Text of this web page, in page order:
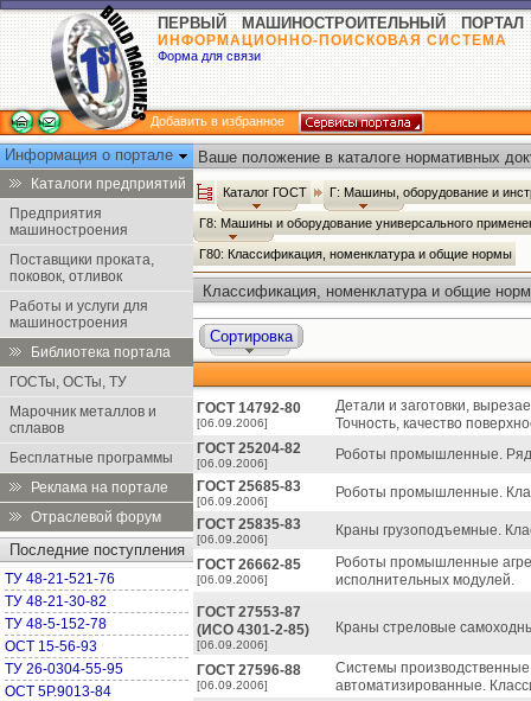
ПЕРВЫЙ МАШИНОСТРОИТЕЛЬНЫЙ ПОРТАЛ
ИНФОРМАЦИОННО-ПОИСКОВАЯ СИСТЕМА
Форма для связи
Добавить в избранное
Информация о портале
Каталоги предприятий
Предприятия
машиностроения
Поставщики проката,
поковок, отливок
Работы и услуги для
машиностроения
Библиотека портала
ГОСТы, ОСТы, ТУ
Марочник металлов и
сплавов
Бесплатные программы
Реклама на портале
Отраслевой форум
Последние поступления
ТУ 48-21-521-76
ТУ 48-21-30-82
ТУ 48-5-152-78
ОСТ 15-56-93
ТУ 26-0304-55-95
ОСТ 5Р.9013-84
Ваше положение в каталоге нормативных
Каталог ГОСТ Г: Машины, оборудование и
Г8: Машины и оборудование универсального
Г80: Классификация, номенклатура и общие нормы
Классификация, номенклатура и общие
Сортировка
ГОСТ 14792-80
[06.09.2006]
Детали и заготовки,
Точность, качество
ГОСТ 25204-82
[06.09.2006]
Роботы промышленные.
ГОСТ 25685-83
[06.09.2006]
Роботы промышленные.
ГОСТ 25835-83
[06.09.2006]
Краны грузоподъемные.
ГОСТ 26662-85
[06.09.2006]
Роботы промышленные
исполнительных модулей.
ГОСТ 27553-87
(ИСО 4301-2-85)
[06.09.2006]
Краны стреловые
ГОСТ 27596-88
[06.09.2006]
Системы производственные
автоматизированные.